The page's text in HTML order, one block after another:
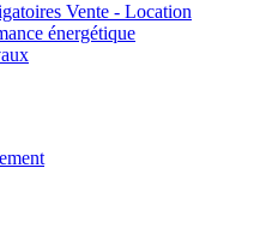
Vente - Location
énergétique